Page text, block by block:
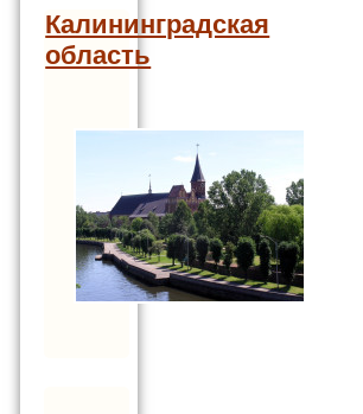
Калининградская
область